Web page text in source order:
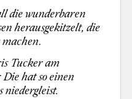
die wunderbaren
herausgekitzelt, die
Tucker am
hat so einen
niedergleist.